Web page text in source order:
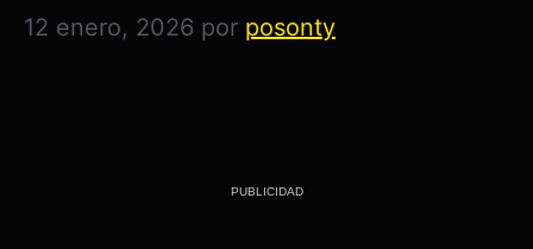
12 enero, 2026 por posonty
PUBLICIDAD